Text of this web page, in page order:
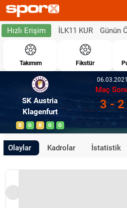
Hızlı Erişim İLK11 KUR Günün
Takımım Fikstür
SK Austria
Klagenfurt
B G B G G
06.03.2021
Maç
3 - 2
Olaylar Kadrolar İstatistik